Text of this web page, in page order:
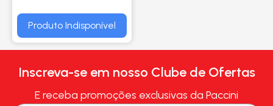
MAZDA - PROCOOLER
Produto Indisponível
Inscreva-se em nosso Clube de Ofertas
E receba promoções exclusivas da Paccini